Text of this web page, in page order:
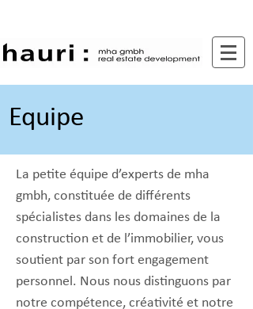
Equipe
La petite équipe d’experts de mha
gmbh, constituée de différents
spécialistes dans les domaines de la
construction et de l’immobilier, vous
soutient par son fort engagement
personnel. Nous nous distinguons par
notre compétence, créativité et notre